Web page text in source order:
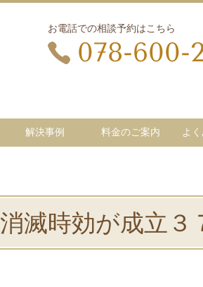
お電話での相談予約はこちら
078-600-
解決事例 料金のご案内 よ
消滅時効が成立３